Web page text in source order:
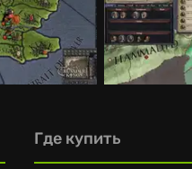
Где купить